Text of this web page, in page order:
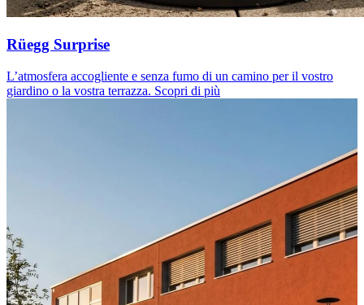
Rüegg Surprise
L’atmosfera accogliente e senza fumo di un camino per il vostro
giardino o la vostra terrazza. Scopri di più